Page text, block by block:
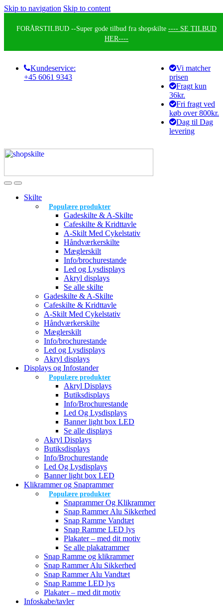
Skip to navigation Skip to content
FORÅRSTILBUD --Super gode tilbud fra shopskilte ---- SE TILBUD
HER----
Kundeservice:
+45 6061 9343
Vi matcher
prisen
Fragt kun
36kr.
Fri fragt ved
køb over 800kr.
Dag til Dag
levering
Skilte
Populære produkter
Gadeskilte & A-Skilte
Cafeskilte & Kridttavle
A-Skilt Med Cykelstativ
Håndværkerskilte
Mæglerskilt
Info/brochurestande
Led og Lysdisplays
Akryl displays
Se alle skilte
Gadeskilte & A-Skilte
Cafeskilte & Kridttavle
A-Skilt Med Cykelstativ
Håndværkerskilte
Mæglerskilt
Info/brochurestande
Led og Lysdisplays
Akryl displays
Displays og Infostander
Populære produkter
Akryl Displays
Butiksdisplays
Info/Brochurestande
Led Og Lysdisplays
Banner light box LED
Se alle displays
Akryl Displays
Butiksdisplays
Info/Brochurestande
Led Og Lysdisplays
Banner light box LED
Klikrammer og Snaprammer
Populære produkter
Snaprammer Og Klikrammer
Snap Rammer Alu Sikkerhed
Snap Ramme Vandtæt
Snap Ramme LED lys
Plakater – med dit motiv
Se alle plakatrammer
Snap Ramme og klikrammer
Snap Rammer Alu Sikkerhed
Snap Rammer Alu Vandtæt
Snap Ramme LED lys
Plakater – med dit motiv
Infoskabe/tavler